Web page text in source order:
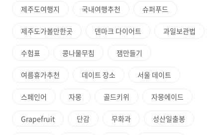
제주도여행지 국내여행추천 슈퍼푸드
제주도가볼만한곳 덴마크 다이어트 과일보관법
수험표 콩나물무침 잼만들기
여름휴가추천 데이트 장소 서울 데이트
스페인어 자몽 골드키위 자몽에이드
Grapefruit 단감 무화과 성산일출봉